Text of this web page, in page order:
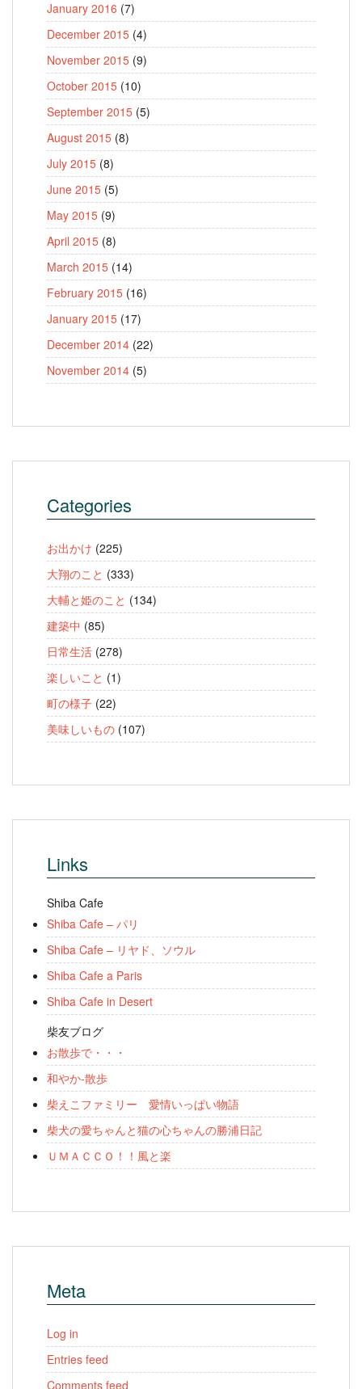
January 2016 (7)
December 2015 (4)
November 2015 (9)
October 2015 (10)
September 2015 (5)
August 2015 (8)
July 2015 (8)
June 2015 (5)
May 2015 (9)
April 2015 (8)
March 2015 (14)
February 2015 (16)
January 2015 (17)
December 2014 (22)
November 2014 (5)
Categories
お出かけ (225)
大翔のこと (333)
大輔と姫のこと (134)
建築中 (85)
日常生活 (278)
楽しいこと (1)
町の様子 (22)
美味しいもの (107)
Links
Shiba Cafe
Shiba Cafe – パリ
Shiba Cafe – リヤド、ソウル
Shiba Cafe a Paris
Shiba Cafe in Desert
柴友ブログ
お散歩で・・・
和やか-散歩
柴えこファミリー 愛情いっぱい物語
柴犬の愛ちゃんと猫の心ちゃんの勝浦日記
ＵＭＡＣＣＯ！！風と楽
Meta
Log in
Entries feed
Comments feed